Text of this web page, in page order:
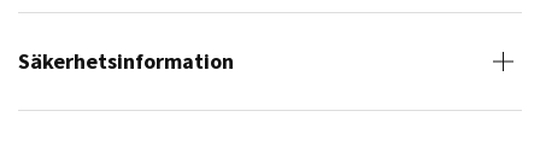
Säkerhetsinformation